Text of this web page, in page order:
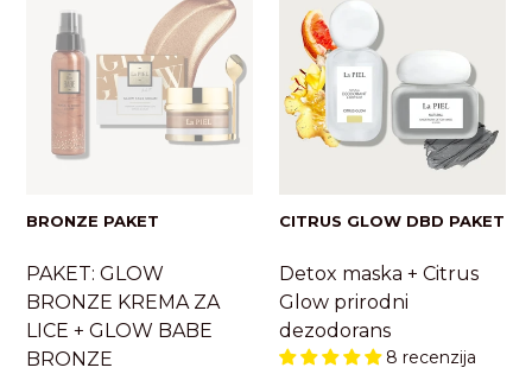
BRONZE PAKET
PAKET: GLOW
BRONZE KREMA ZA
LICE + GLOW BABE
BRONZE
CITRUS GLOW DBD PAKET
Detox maska + Citrus
Glow prirodni
dezodorans
8 recenzija